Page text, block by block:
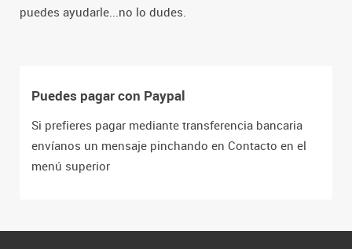
puedes ayudarle...no lo dudes.
Puedes pagar con Paypal
Si prefieres pagar mediante transferencia bancaria
envíanos un mensaje pinchando en Contacto en el
menú superior